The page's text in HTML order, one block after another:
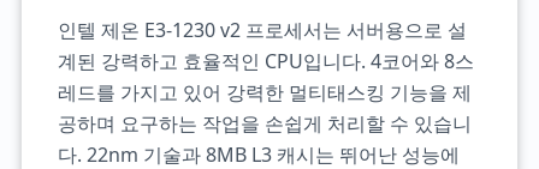
인텔 제온 E3-1230 v2 프로세서는 서버용으로 설
계된 강력하고 효율적인 CPU입니다. 4코어와 8스
레드를 가지고 있어 강력한 멀티태스킹 기능을 제
공하며 요구하는 작업을 손쉽게 처리할 수 있습니
다. 22nm 기술과 8MB L3 캐시는 뛰어난 성능에